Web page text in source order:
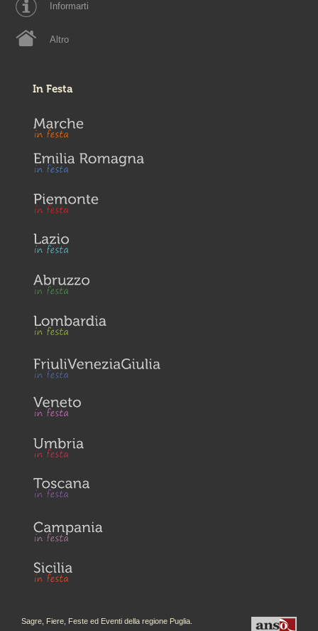
Informarti
Altro
In Festa
Sagre, Fiere, Feste ed Eventi della regione Puglia.